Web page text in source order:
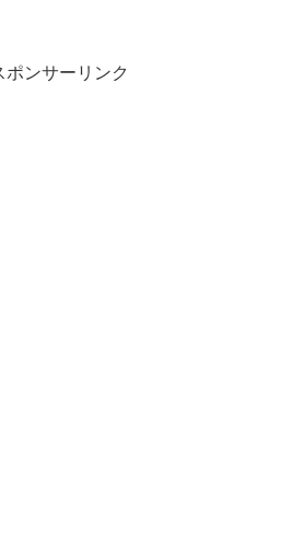
ポンサーリンク